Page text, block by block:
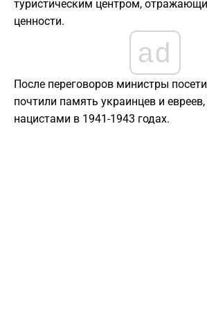
туристическим центром,
ценности.
ad
После переговоров министры
почтили память украинцев и
нацистами в 1941-1943 годах.